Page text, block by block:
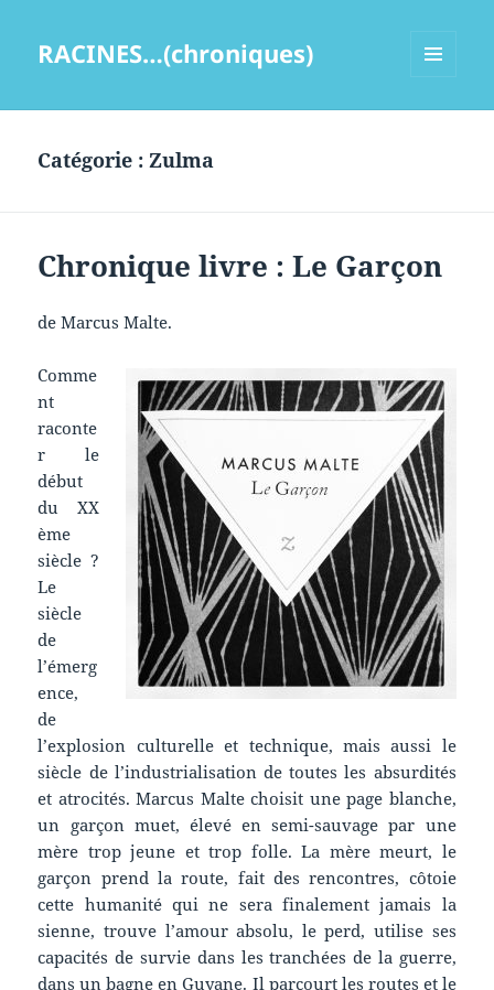
RACINES…(chroniques)
Catégorie :Zulma
Chronique livre : Le Garçon
de Marcus Malte.
Comme
nt
raconte
r le
début
du XX
ème
siècle ?
Le
siècle
de
l’émerg
ence,
de
l’explosion culturelle et technique, mais aussi le
siècle de l’industrialisation de toutes les absurdités
et atrocités. Marcus Malte choisit une page blanche,
un garçon muet, élevé en semi-sauvage par une
mère trop jeune et trop folle. La mère meurt, le
garçon prend la route, fait des rencontres, côtoie
cette humanité qui ne sera finalement jamais la
sienne, trouve l’amour absolu, le perd, utilise ses
capacités de survie dans les tranchées de la guerre,
dans un bagne en Guyane. Il parcourt les routes et le